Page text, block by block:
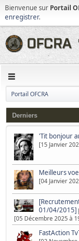
Bienvenue sur Portail
enregistrer.
Portail OFCRA
Derniers
'Tit bonjour
[15 Janvier
Meilleurs
[04 Janvier
01/04/2015]
[05 Décembre 2025 à
FastAction